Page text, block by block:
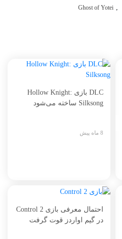
Ghost of Yotei ,
DLC بازی Hollow Knight:
Silksong ساخته می‌شود
8 ماه پیش
احتمال معرفی بازی Control 2
در گیم اواردز قوت گرفت